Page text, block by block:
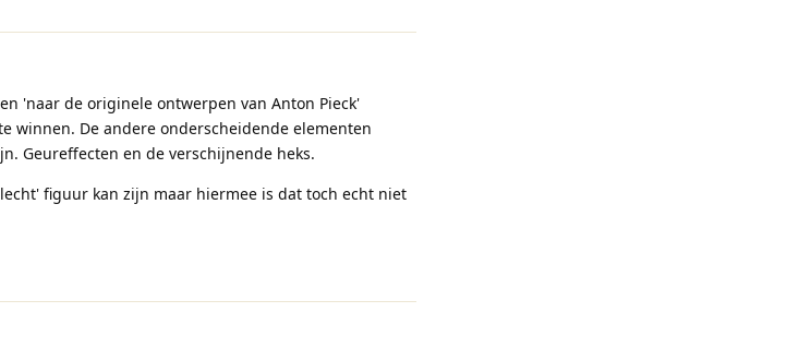
'naar de originele ontwerpen van Anton Pieck'
winnen. De andere onderscheidende elementen
Geureffecten en de verschijnende heks.
figuur kan zijn maar hiermee is dat toch echt niet